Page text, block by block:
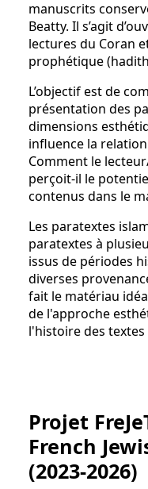
manuscrits
Beatty. Il s’agit
lectures du Coran
prophétique
L’objectif est de
présentation des
dimensions
influence la
Comment le
perçoit-il le
contenus dans le
Les paratextes
paratextes à
issus de périodes
diverses
fait le matériau
de l'approche
l'histoire des
Projet
French
(2023-2026)